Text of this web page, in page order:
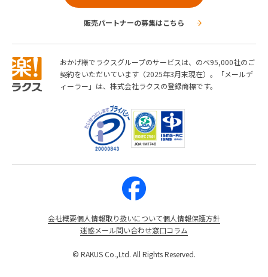
販売パートナーの募集はこちら
おかげ様でラクスグループのサービスは、のべ95,000社のご
契約をいただいています（2025年3月末現在）。「メールデ
ィーラー」は、株式会社ラクスの登録商標です。
会社概要個人情報取り扱いについて個人情報保護方針
迷惑メール問い合わせ窓口コラム
© RAKUS Co.,Ltd. All Rights Reserved.